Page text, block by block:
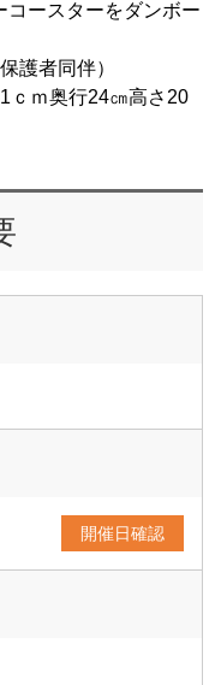
コースターをダンボー
護者同伴）
ｃｍ奥行24㎝高さ20
開催日確認